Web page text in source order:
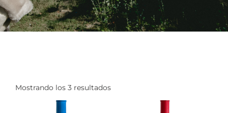
Mostrando los 3 resultados